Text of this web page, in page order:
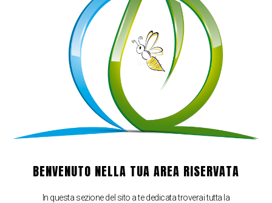
BENVENUTO NELLA TUA AREA RISERVATA
In questa sezione del sito a te dedicata troverai tutta la